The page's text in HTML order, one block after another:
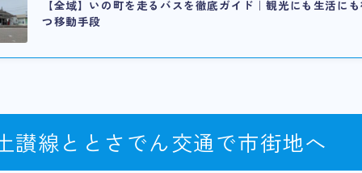
【全域】いの町を走るバスを徹底ガイド｜観光にも生活に
つ移動手段
讃線ととさでん交通で市街地へ